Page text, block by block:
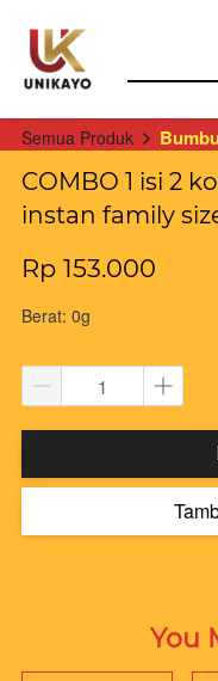
Semua Produk
COMBO 1 isi 2
instan family
Rp 153.000
Berat: 0g
`
You